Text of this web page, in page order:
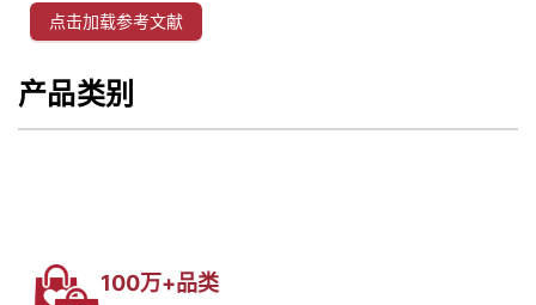
点击加载参考文献
产品类别
100万+品类